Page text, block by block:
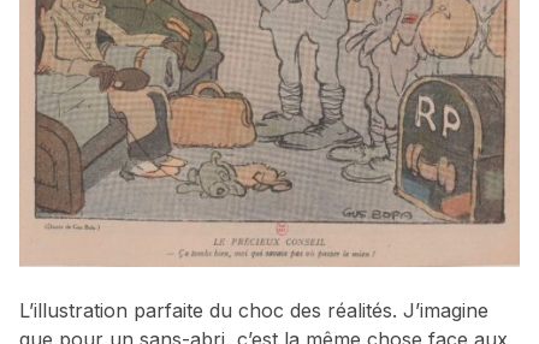
L’illustration parfaite du choc des réalités. J’imagine
que pour un sans-abri, c’est la même chose face aux